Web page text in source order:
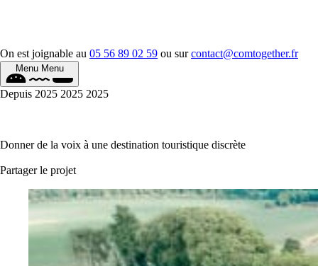
On est joignable au 05 56 89 02 59 ou surcontact@comtogether.fr
Menu Menu
Depuis 2025 2025 2025
Donner de la voix à une destination touristique discrète
Partager le projet